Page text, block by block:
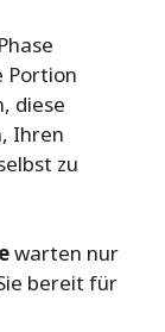
Portion
diese
Ihren
zu
warten nur
bereit für